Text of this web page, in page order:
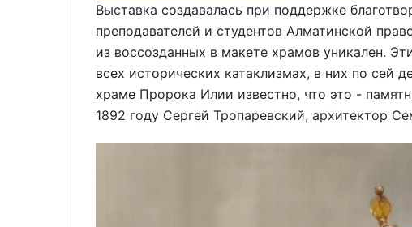
Выставка создавалась при поддержке
преподавателей и студентов Алматинской
из воссозданных в макете храмов уникален.
всех исторических катаклизмах, в них по сей
храме Пророка Илии известно, что это -
1892 году Сергей Тропаревский, архитектор